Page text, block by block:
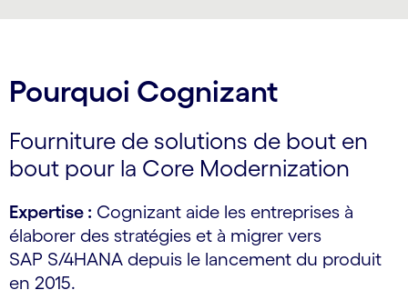
Pourquoi Cognizant
Fourniture de solutions de bout en
bout pour la Core Modernization
Expertise : Cognizant aide les entreprises à
élaborer des stratégies et à migrer vers
SAP S/4HANA depuis le lancement du produit
en 2015.